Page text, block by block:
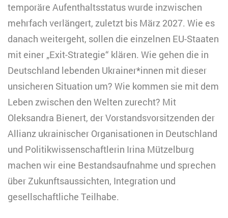
temporäre Aufenthaltsstatus wurde inzwischen
mehrfach verlängert, zuletzt bis März 2027. Wie es
danach weitergeht, sollen die einzelnen EU-Staaten
mit einer „Exit-Strategie“ klären. Wie gehen die in
Deutschland lebenden Ukrainer*innen mit dieser
unsicheren Situation um? Wie kommen sie mit dem
Leben zwischen den Welten zurecht? Mit
Oleksandra Bienert, der Vorstandsvorsitzenden der
Allianz ukrainischer Organisationen in Deutschland
und Politikwissenschaftlerin Irina Mützelburg
machen wir eine Bestandsaufnahme und sprechen
über Zukunftsaussichten, Integration und
gesellschaftliche Teilhabe.